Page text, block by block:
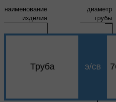
наименование
изделия
диаметр
трубы
Труба э/св